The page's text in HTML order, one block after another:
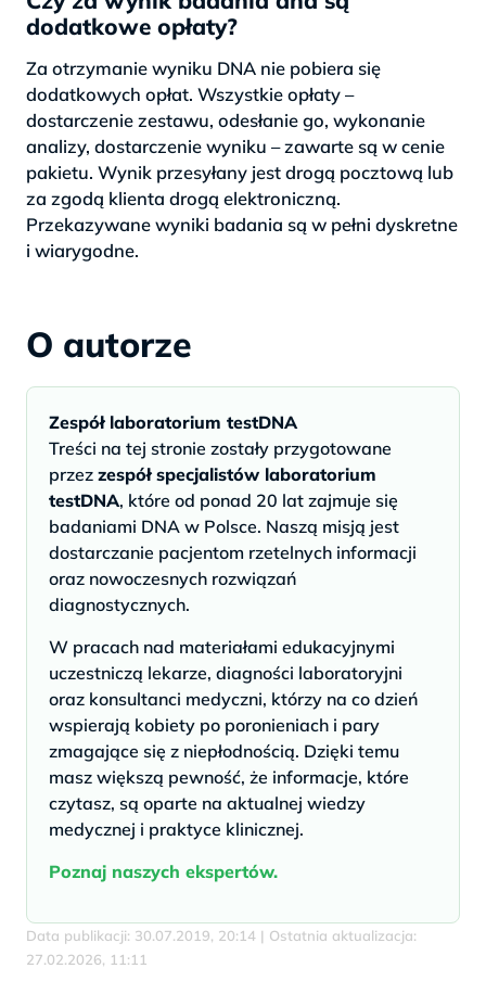
dodatkowe opłaty?
Za otrzymanie wyniku DNA nie pobiera się
dodatkowych opłat. Wszystkie opłaty –
dostarczenie zestawu, odesłanie go, wykonanie
analizy, dostarczenie wyniku – zawarte są w cenie
pakietu. Wynik przesyłany jest drogą pocztową lub
za zgodą klienta drogą elektroniczną.
Przekazywane wyniki badania są w pełni dyskretne
i wiarygodne.
O autorze
Zespół laboratorium testDNA
Treści na tej stronie zostały przygotowane
przez zespół specjalistów laboratorium
testDNA, które od ponad 20 lat zajmuje się
badaniami DNA w Polsce. Naszą misją jest
dostarczanie pacjentom rzetelnych informacji
oraz nowoczesnych rozwiązań
diagnostycznych.
W pracach nad materiałami edukacyjnymi
uczestniczą lekarze, diagności laboratoryjni
oraz konsultanci medyczni, którzy na co dzień
wspierają kobiety po poronieniach i pary
zmagające się z niepłodnością. Dzięki temu
masz większą pewność, że informacje, które
czytasz, są oparte na aktualnej wiedzy
medycznej i praktyce klinicznej.
Poznaj naszych ekspertów.
Data publikacji: 30.07.2019, 20:14 | Ostatnia aktualizacja:
27.02.2026, 11:11